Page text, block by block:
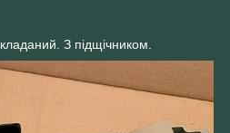
З підщічником.